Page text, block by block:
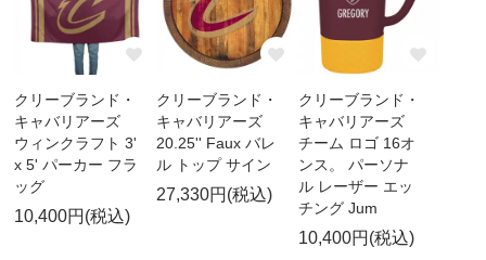
クリーブランド・
キャバリアーズ
ウィンクラフト 3'
x 5' パーカー フラ
ッグ
10,400円(税込)
クリーブランド・
キャバリアーズ
20.25'' Faux バレ
ル トップ サイン
27,330円(税込)
クリーブランド・
キャバリアーズ
チーム ロゴ 16オ
ンス。 パーソナ
ル レーザー エッ
チング Jum
10,400円(税込)